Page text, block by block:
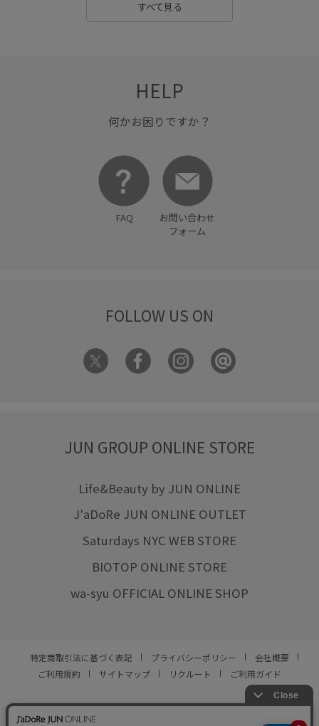
すべて見る
HELP
何かお困りですか？
FAQ
お問い合わせ
フォーム
FOLLOW US ON
JUN GROUP ONLINE STORE
Life&Beauty by JUN ONLINE
J'aDoRe JUN ONLINE OUTLET
Saturdays NYC WEB STORE
BIOTOP ONLINE STORE
wa-syu OFFICIAL ONLINE SHOP
特定商取引法に基づく表記 プライバシーポリシー
会社概要
ご利用規約
サイトマップ リクルート ご利用ガイド